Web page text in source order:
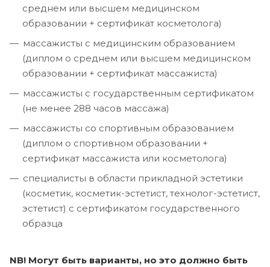
среднем или высшем медицинском
образовании + сертификат косметолога)
массажисты с медицинским образованием
(диплом о среднем или высшем медицинском
образовании + сертификат массажиста)
массажисты с государственным сертификатом
(не менее 288 часов массажа)
массажисты со спортивным образованием
(диплом о спортивном образовании +
сертификат массажиста или косметолога)
специалисты в области прикладной эстетики
(косметик, косметик-эстетист, технолог-эстетист,
эстетист) с сертификатом государственного
образца
NB! Могут быть варианты, но это должно быть